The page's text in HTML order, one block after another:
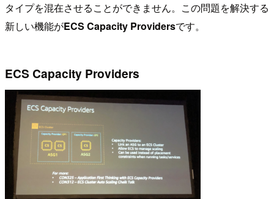
タイプを混在させることができません。この問題を解決する
新しい機能がECS Capacity Providersです。
ECS Capacity Providers